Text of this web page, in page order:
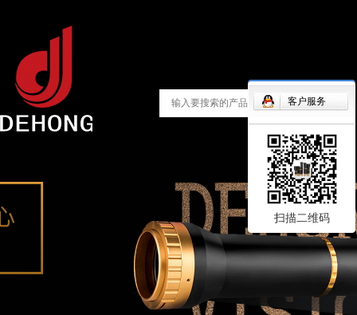
客户服务
扫描二维码